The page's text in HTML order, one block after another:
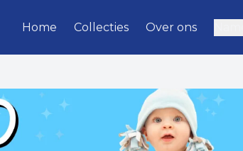
Home Collecties Over ons